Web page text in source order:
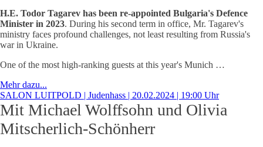
H.E. Todor Tagarev has been re-appointed Bulgaria's Defence
Minister in 2023. During his second term in office, Mr. Tagarev's
ministry faces profound challenges, not least resulting from Russia's
war in Ukraine.
One of the most high-ranking guests at this year's Munich …
Mehr dazu...
SALON LUITPOLD | Judenhass | 20.02.2024 | 19:00 Uhr
Mit Michael Wolffsohn und Olivia
Mitscherlich-Schönherr